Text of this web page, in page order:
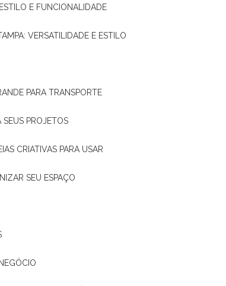
E FUNCIONALIDADE
VERSATILIDADE E ESTILO
PARA TRANSPORTE
SEUS PROJETOS
CRIATIVAS PARA USAR
SEU ESPAÇO